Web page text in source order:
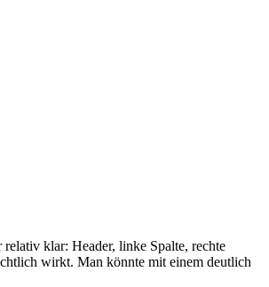
klar: Header, linke Spalte, rechte
wirkt. Man könnte mit einem deutlich